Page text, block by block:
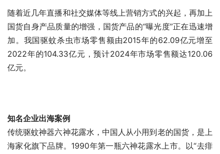
随着近几年直播和社交媒体等线上营销方式的兴起，再加上
国货自身产品质量的增强，国货产品的“曝光度”正在迅速增
加。我国驱蚊杀虫市场零售额由2015年的62.09亿元增至
2022年的104.33亿元，预计2024年市场零售额达120.06
亿元。
知名企业出海案例
传统驱蚊神器六神花露水，中国人从小用到老的国货，是上
海家化旗下品牌。1990年第一瓶六神花露水上市。以“去痱